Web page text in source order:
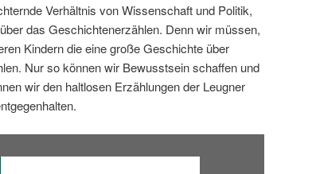
Verhältnis von Wissenschaft und Politik,
das Geschichtenerzählen. Denn wir müssen,
Kindern die eine große Geschichte über
Nur so können wir Bewusstsein schaffen und
wir den haltlosen Erzählungen der Leugner